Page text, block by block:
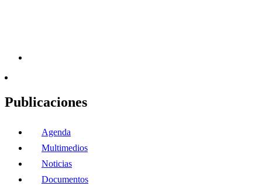
Publicaciones
Agenda
Multimedios
Noticias
Documentos